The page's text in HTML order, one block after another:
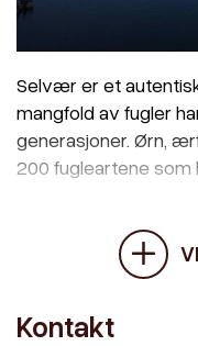
Selvær er et
mangfold av fugler
generasjoner. Ørn,
200 fugleartene som
Kontakt